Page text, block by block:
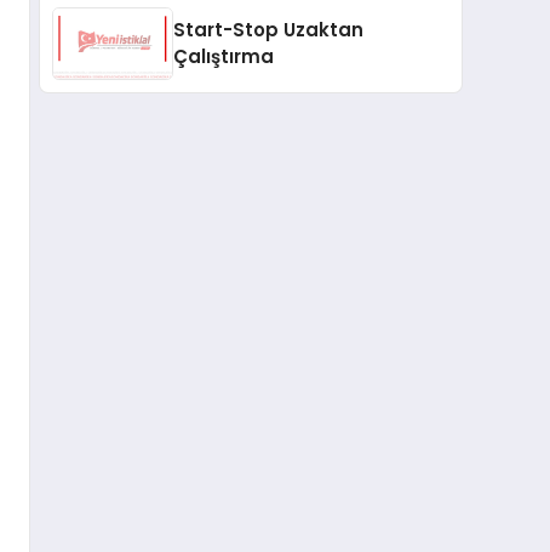
Start-Stop Uzaktan
Çalıştırma